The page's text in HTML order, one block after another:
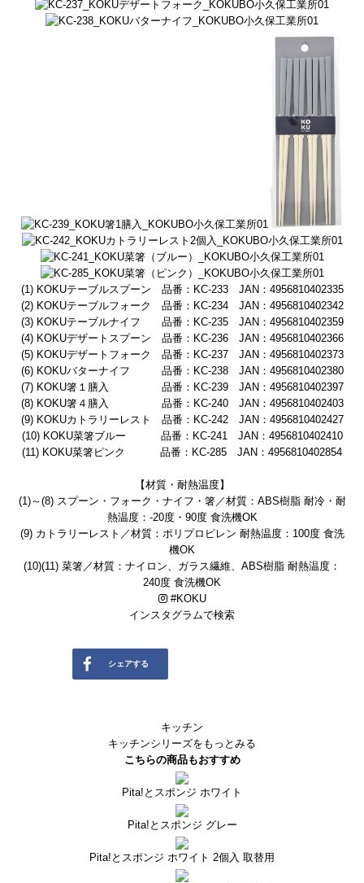
(1) KOKUテーブルスプーン 品番：KC-233 JAN：4956810402335
(2) KOKUテーブルフォーク 品番：KC-234 JAN：4956810402342
(3) KOKUテーブルナイフ 品番：KC-235 JAN：4956810402359
(4) KOKUデザートスプーン 品番：KC-236 JAN：4956810402366
(5) KOKUデザートフォーク 品番：KC-237 JAN：4956810402373
(6) KOKUバターナイフ 品番：KC-238 JAN：4956810402380
(7) KOKU箸１膳入 品番：KC-239 JAN：4956810402397
(8) KOKU箸４膳入 品番：KC-240 JAN：4956810402403
(9) KOKUカトラリーレスト 品番：KC-242 JAN：4956810402427
(10) KOKU菜箸ブルー 品番：KC-241 JAN：4956810402410
(11) KOKU菜箸ピンク 品番：KC-285 JAN：4956810402854
【材質・耐熱温度】
(1)～(8) スプーン・フォーク・ナイフ・箸／材質：ABS樹脂 耐冷・耐
熱温度：-20度・90度 食洗機OK
(9) カトラリーレスト／材質：ポリプロピレン 耐熱温度：100度 食洗
機OK
(10)(11) 菜箸／材質：ナイロン、ガラス繊維、ABS樹脂 耐熱温度：
240度 食洗機OK
#KOKU
インスタグラムで検索
シェアする
キッチン
キッチンシリーズをもっとみる
こちらの商品もおすすめ
Pita!とスポンジ ホワイト
Pita!とスポンジ グレー
Pita!とスポンジ ホワイト 2個入 取替用